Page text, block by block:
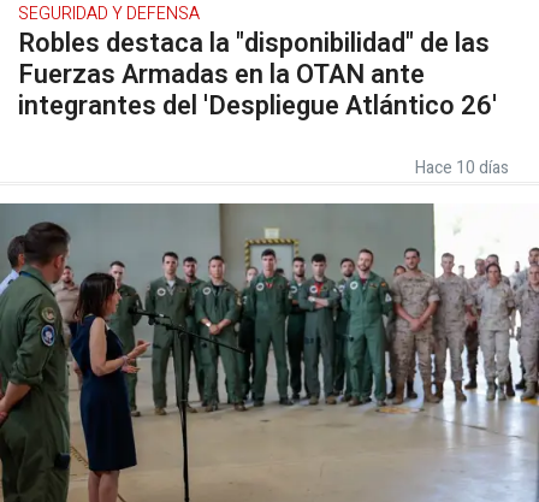
SEGURIDAD Y DEFENSA
Robles destaca la "disponibilidad" de las
Fuerzas Armadas en la OTAN ante
integrantes del 'Despliegue Atlántico 26'
Hace 10 días